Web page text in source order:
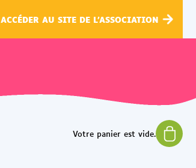
ACCÉDER AU SITE DE L'ASSOCIATION